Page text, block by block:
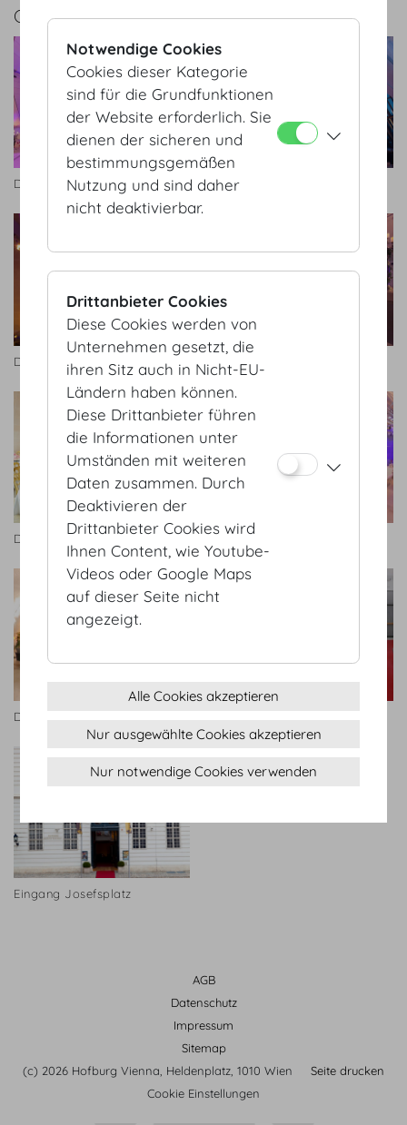
GALERIE
Dachfoyer Stehempfang Dachfoyer
Dachfoyer Dachfoyer
Dachfoyer Dachfoyer
Dachfoyer
Eingang Josefsplatz
AGB
Datenschutz
Impressum
Sitemap
(c) 2026 Hofburg Vienna, Heldenplatz, 1010 Wien
Seite drucken
Cookie Einstellungen
Notwendige Cookies
Cookies dieser Kategorie
sind für die Grundfunktionen
der Website erforderlich. Sie
dienen der sicheren und
bestimmungsgemäßen
Nutzung und sind daher
nicht deaktivierbar.
Drittanbieter Cookies
Diese Cookies werden von
Unternehmen gesetzt, die
ihren Sitz auch in Nicht-EU-
Ländern haben können.
Diese Drittanbieter führen
die Informationen unter
Umständen mit weiteren
Daten zusammen. Durch
Deaktivieren der
Drittanbieter Cookies wird
Ihnen Content, wie Youtube-
Videos oder Google Maps
auf dieser Seite nicht
angezeigt.
Alle Cookies akzeptieren
Nur ausgewählte Cookies akzeptieren
Nur notwendige Cookies verwenden